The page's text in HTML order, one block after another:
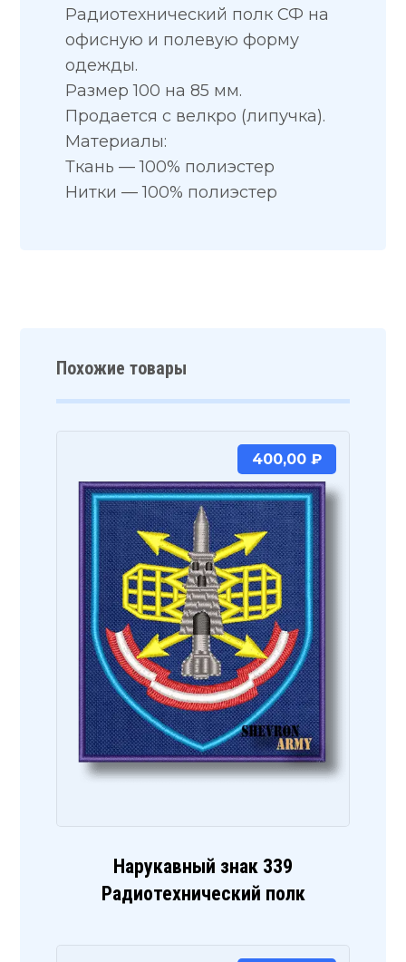
Радиотехнический полк СФ на
офисную и полевую форму
одежды.
Размер 100 на 85 мм.
Продается с велкро (липучка).
Материалы:
Ткань — 100% полиэстер
Нитки — 100% полиэстер
Похожие товары
Нарукавный знак 339
Радиотехнический полк
400,00 ₽